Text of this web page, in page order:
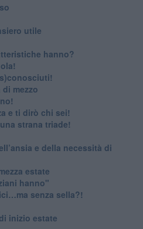
utile
hanno?
mezzo
e ti dirò chi sei!
strana triade!
e della necessità di
estate
hanno"
senza sella?!
inizio estate